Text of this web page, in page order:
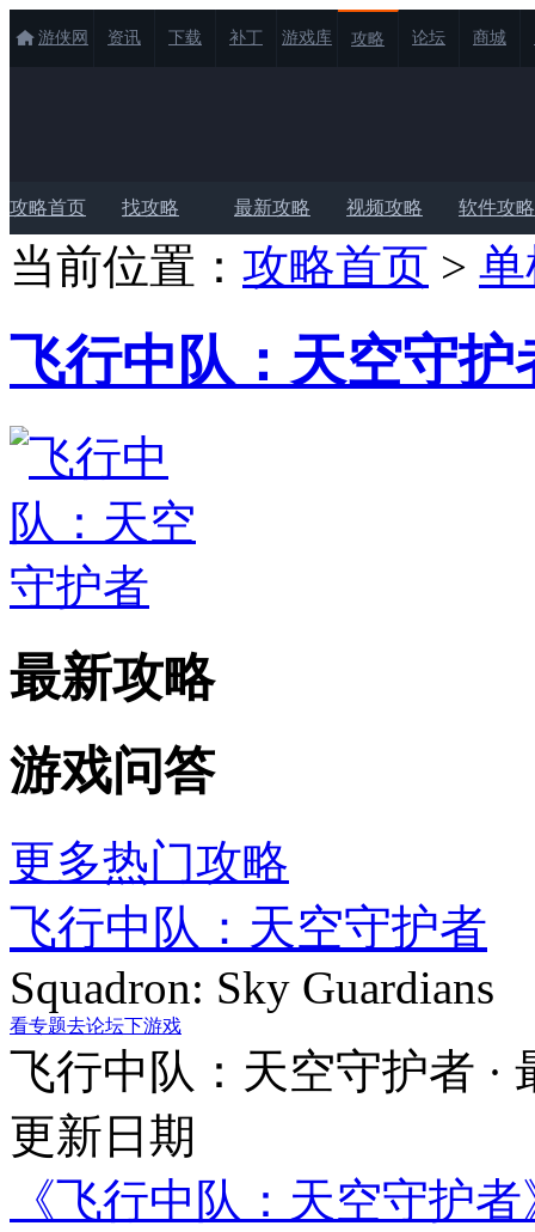
游侠网 资讯 下载 补丁 游戏库 攻略 论坛 商城
攻略首页 找攻略 最新攻略 视频攻略 软件攻略
当前位置： 攻略首页 >
飞行中队：天空守护
最新攻略
游戏问答
更多热门攻略
飞行中队：天空守护者
Squadron: Sky Guardians
看专题去论坛下游戏
飞行中队：天空守护者 ·
更新日期
《飞行中队：天空守护